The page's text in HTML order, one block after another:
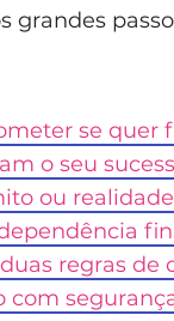
grandes
se quer
o seu
ou realidade
regras de
com